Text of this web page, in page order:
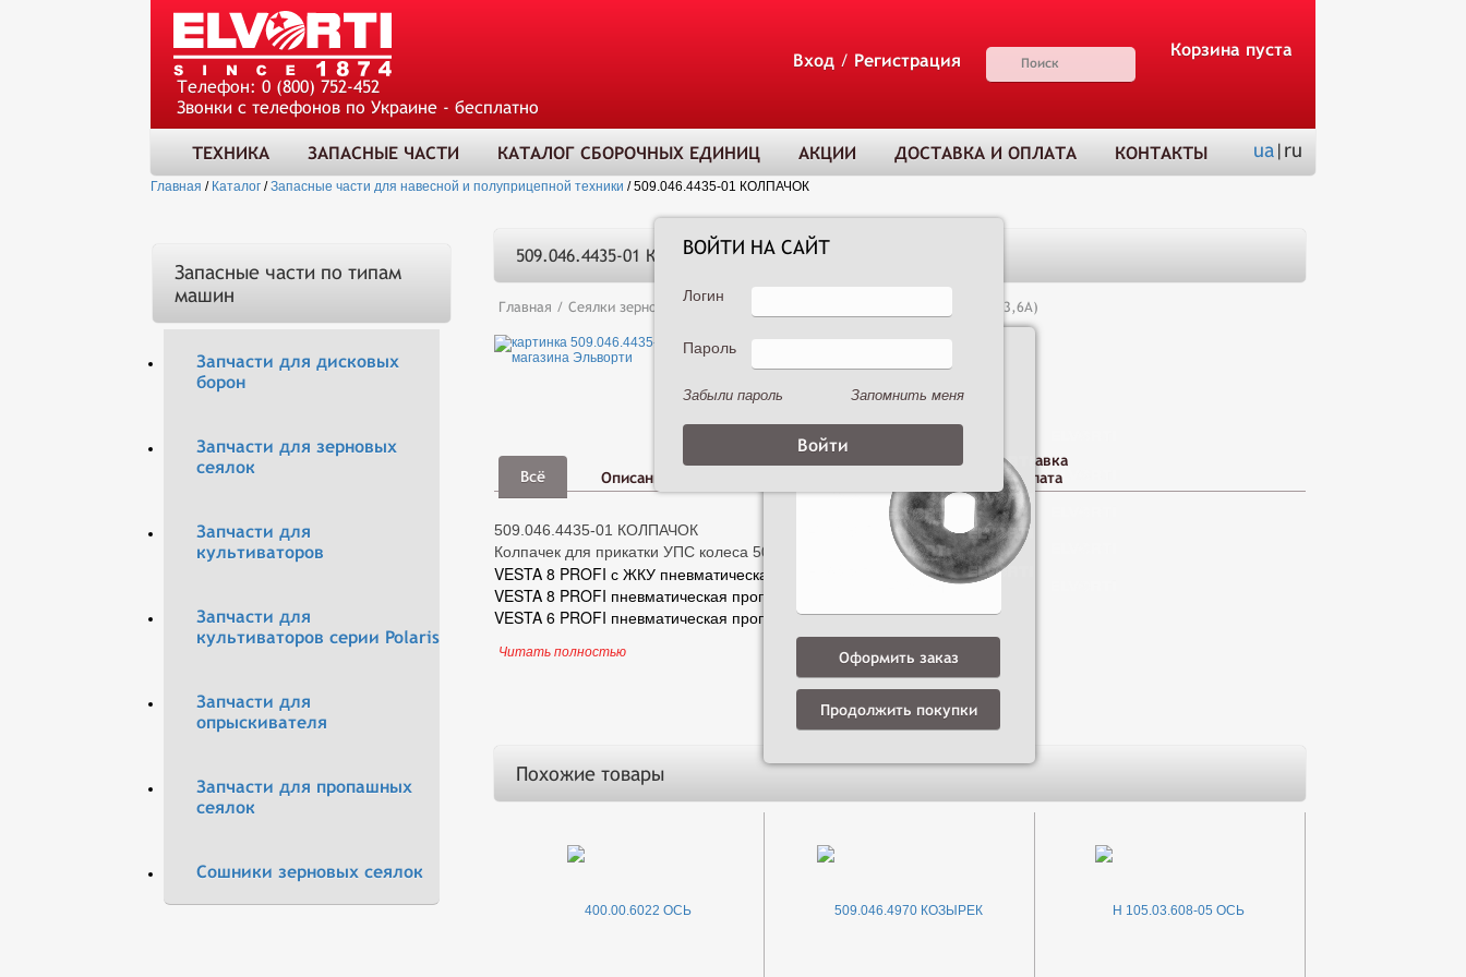
Телефон: 0 (800) 752-452
Звонки с телефонов по Украине - бесплатно
Вход / Регистрация
Корзина пуста
ТЕХНИКА ЗАПАСНЫЕ ЧАСТИ КАТАЛОГ СБОРОЧНЫХ ЕДИНИЦ АКЦИИ ДОСТАВКА И ОПЛАТА КОНТАКТЫ ua|ru
Главная / Каталог /Запасные части для навесной и полуприцепной техники /509.046.4435-01 КОЛПАЧОК
Запасные части по типам
машин
Запчасти для дисковых
борон
Запчасти для зерновых
сеялок
Запчасти для
культиваторов
Запчасти для
культиваторов серии Polaris
Запчасти для
опрыскивателя
Запчасти для пропашных
сеялок
Сошники зерновых сеялок
509.046.4435-01 КОЛПАЧОК
Главная / Сеялки зерновые Сеялка зернотуковая рядовая Астра 3,6А (С3-3,6А)
Всё Описание
Доставка
и оплата
509.046.4435-01 КОЛПАЧОК
Колпачек для прикатки УПС колеса 509.046.5030
VESTA 8 PROFI с ЖКУ пневматическая пропашная сеялка
VESTA 8 PROFI пневматическая пропашная сеялка
VESTA 6 PROFI пневматическая пропашная сеялка
Читать полностью
Похожие товары
Оформить заказ
Продолжить покупки
ВОЙТИ НА САЙТ
Логин
Пароль
Забыли пароль Запомнить меня